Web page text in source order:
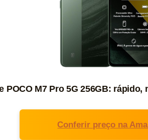
POCO M7 Pro 5G 256GB:
Conferir preço na